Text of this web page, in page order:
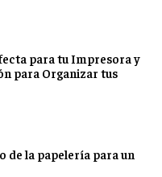
para tu Impresora y
para Organizar tus
de la papelería para un